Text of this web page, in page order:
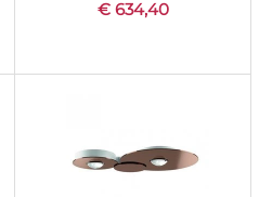
€ 634,40